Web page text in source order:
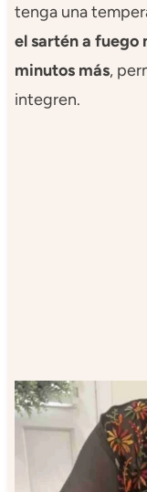
tenga una
el sartén a fuego
minutos más,
integren.